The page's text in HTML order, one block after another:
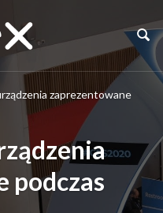
zaprezentowane
podczas